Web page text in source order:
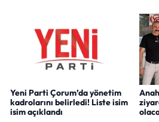
Yeni Parti Çorum’da yönetim
kadrolarını belirledi! Liste isim
isim açıklandı